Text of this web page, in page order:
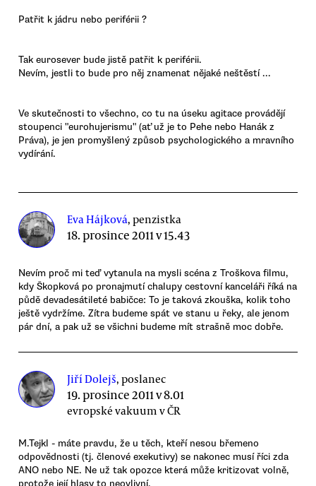
Patřit k jádru nebo periférii ?
Tak eurosever bude jistě patřit k periférii.
Nevím, jestli to bude pro něj znamenat nějaké neštěstí ...
Ve skutečnosti to všechno, co tu na úseku agitace provádějí
stoupenci "eurohujerismu" (ať už je to Pehe nebo Hanák z
Práva), je jen promyšlený způsob psychologického a mravního
vydírání.
Eva Hájková, penzistka
18. prosince 2011 v 15.43
Nevím proč mi teď vytanula na mysli scéna z Troškova filmu,
kdy Škopková po pronajmutí chalupy cestovní kanceláři říká na
půdě devadesátileté babičce: To je taková zkouška, kolik toho
ještě vydržíme. Zítra budeme spát ve stanu u řeky, ale jenom
pár dní, a pak už se všichni budeme mít strašně moc dobře.
Jiří Dolejš, poslanec
19. prosince 2011 v 8.01
evropské vakuum v ČR
M.Tejkl - máte pravdu, že u těch, kteří nesou břemeno
odpovědnosti (tj. členové exekutivy) se nakonec musí říci zda
ANO nebo NE. Ne už tak opozce která může kritizovat volně,